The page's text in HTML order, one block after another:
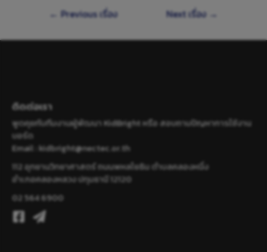
← Previous เรื่อง Next เรื่อง →
ติดต่อเรา
พูดคุยกับทีมงานผู้พัฒนา KidBright หรือ สอบถามปัญหาการใช้งาน
บอร์ด
Email : kidbright@nectec.or.th
112 อุทยานวิทยาศาสตร์ ถนนพหลโยธิน ตำบลคลองหนึ่ง
อำเภอคลองหลวง ปทุมธานี 12120
02 564 6900